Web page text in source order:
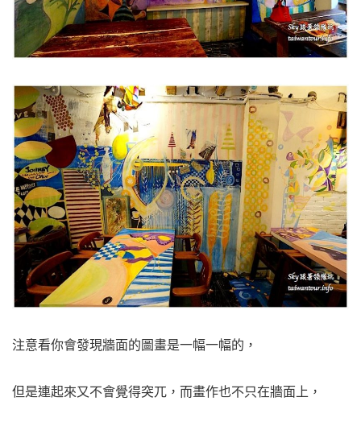
注意看你會發現牆面的圖畫是一幅一幅的，
但是連起來又不會覺得突兀，而畫作也不只在牆面上，